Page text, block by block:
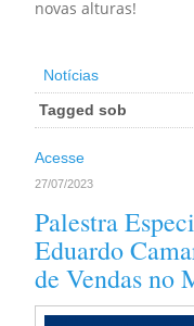
novas alturas!
Notícias
Tagged sob
Acesse
27/07/2023
Palestra
Eduardo
de Vendas no